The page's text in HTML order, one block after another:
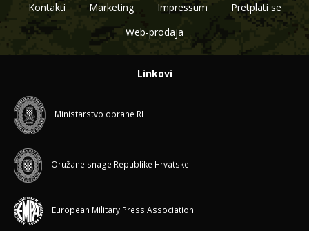
Kontakti Marketing Impressum
Pretplati se
Web-prodaja
Linkovi
Ministarstvo obrane RH
Oružane snage Republike Hrvatske
European Military Press Association